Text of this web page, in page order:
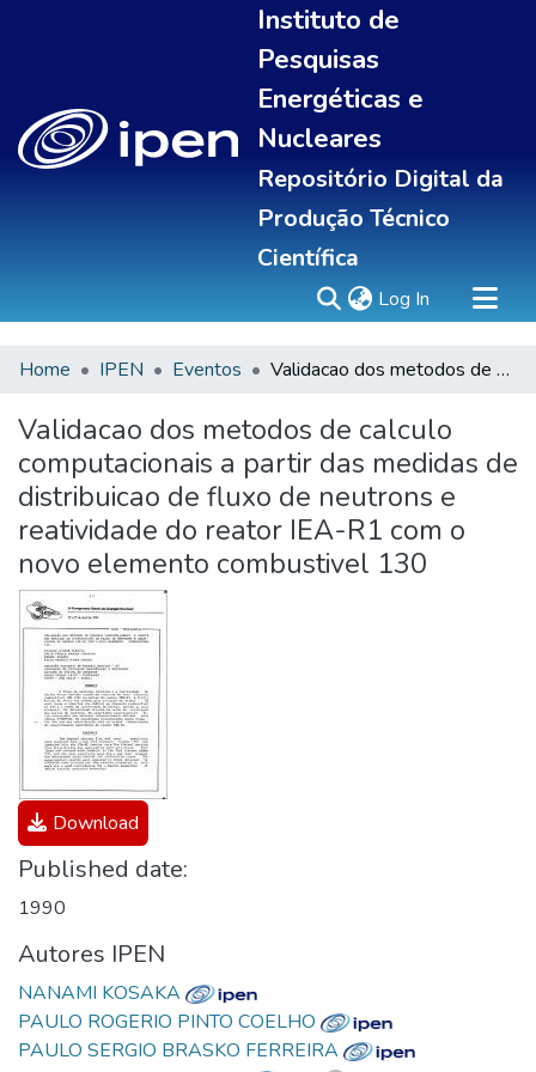
Instituto de
Pesquisas
Energéticas e
Nucleares
Repositório Digital da
Produção Técnico
Científica
Log In (current)
Sobre
Communities & Collections
All of DSpace
Statistics
Home IPEN Eventos Validacao dos metodos de calculo computacionais a partir das medidas de distribuicao de fluxo de neutrons e reatividade do reator IEA-R1 com o novo elemento combustivel 130
Validacao dos metodos de calculo
computacionais a partir das medidas de
distribuicao de fluxo de neutrons e
reatividade do reator IEA-R1 com o
novo elemento combustivel 130
Download
Published date:
1990
Autores IPEN
NANAMI KOSAKA
PAULO ROGERIO PINTO COELHO
PAULO SERGIO BRASKO FERREIRA